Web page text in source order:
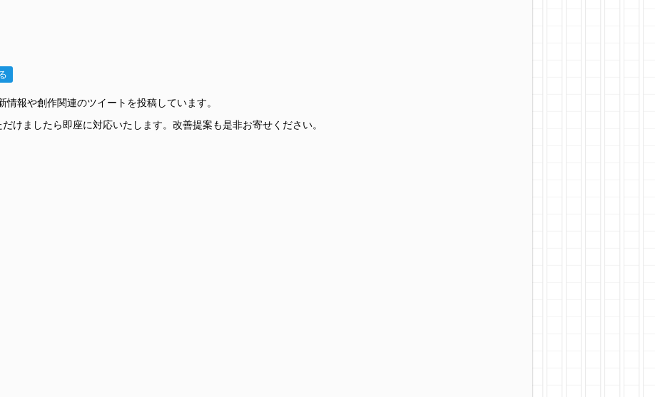
報や創作関連のツイートを投稿しています。
けましたら即座に対応いたします。改善提案も是非お寄せください。